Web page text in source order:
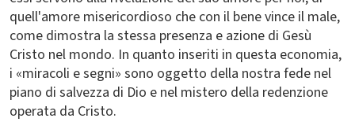
quell'amore misericordioso che con il bene vince il male,
come dimostra la stessa presenza e azione di Gesù
Cristo nel mondo. In quanto inseriti in questa economia,
i «miracoli e segni» sono oggetto della nostra fede nel
piano di salvezza di Dio e nel mistero della redenzione
operata da Cristo.